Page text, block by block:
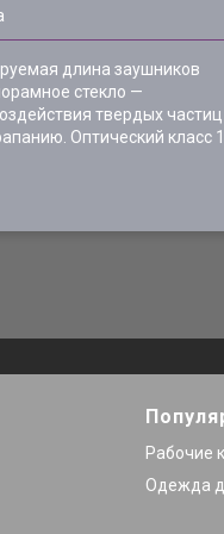
длина заушников
стекло —
твердых частиц
Оптический класс 1.
Рабочие
Одежда